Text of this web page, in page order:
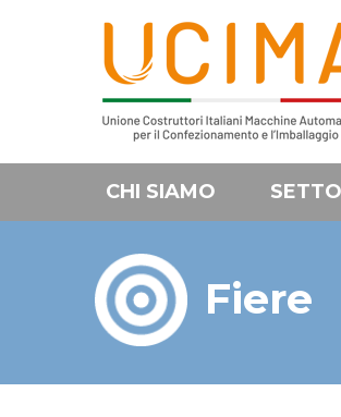
CHI SIAMO
Fiere